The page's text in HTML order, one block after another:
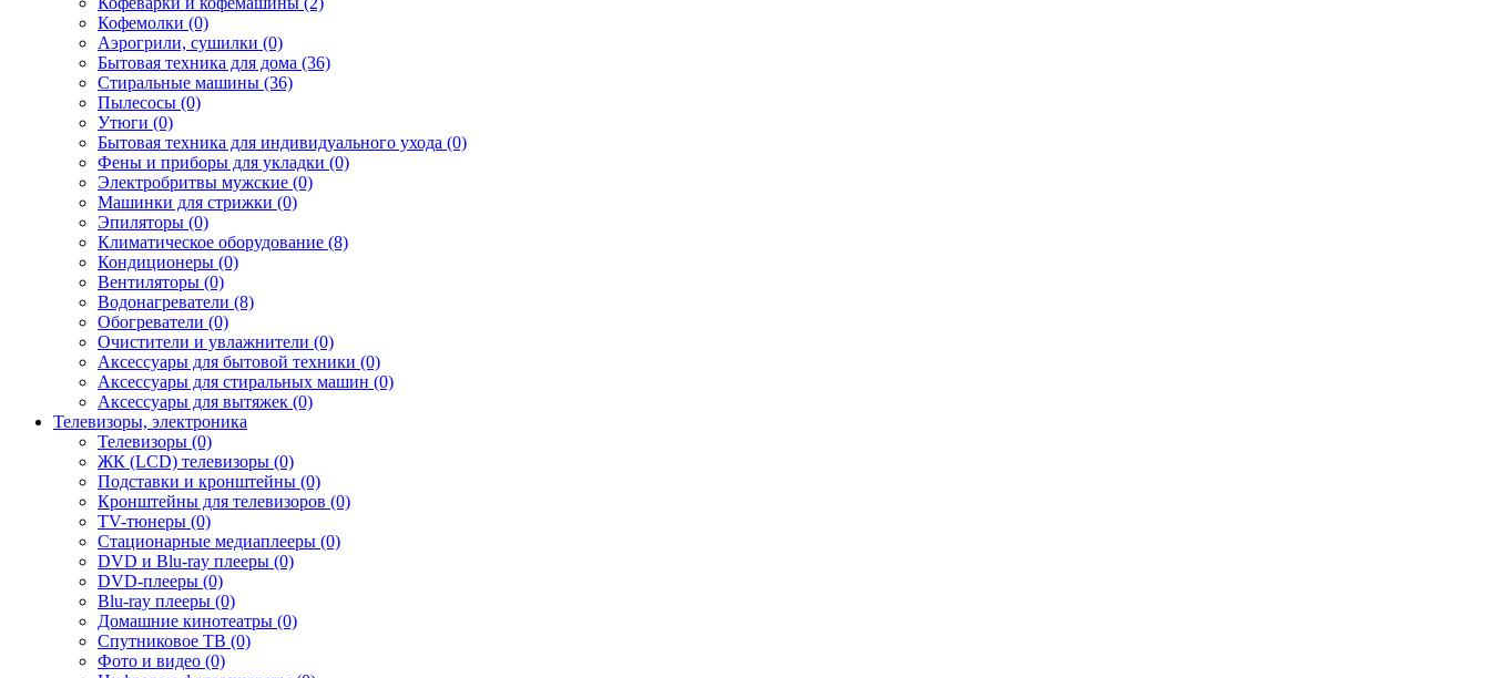
Кофемолки (0)
Аэрогрили, сушилки (0)
Бытовая техника для дома (36)
Стиральные машины (36)
Пылесосы (0)
Утюги (0)
Бытовая техника для индивидуального ухода (0)
Фены и приборы для укладки (0)
Электробритвы мужские (0)
Машинки для стрижки (0)
Эпиляторы (0)
Климатическое оборудование (8)
Кондиционеры (0)
Вентиляторы (0)
Водонагреватели (8)
Обогреватели (0)
Очистители и увлажнители (0)
Аксессуары для бытовой техники (0)
Аксессуары для стиральных машин (0)
Аксессуары для вытяжек (0)
Телевизоры, электроника
Телевизоры (0)
ЖК (LCD) телевизоры (0)
Подставки и кронштейны (0)
Кронштейны для телевизоров (0)
TV-тюнеры (0)
Стационарные медиаплееры (0)
DVD и Blu-ray плееры (0)
DVD-плееры (0)
Blu-ray плееры (0)
Домашние кинотеатры (0)
Спутниковое ТВ (0)
Фото и видео (0)